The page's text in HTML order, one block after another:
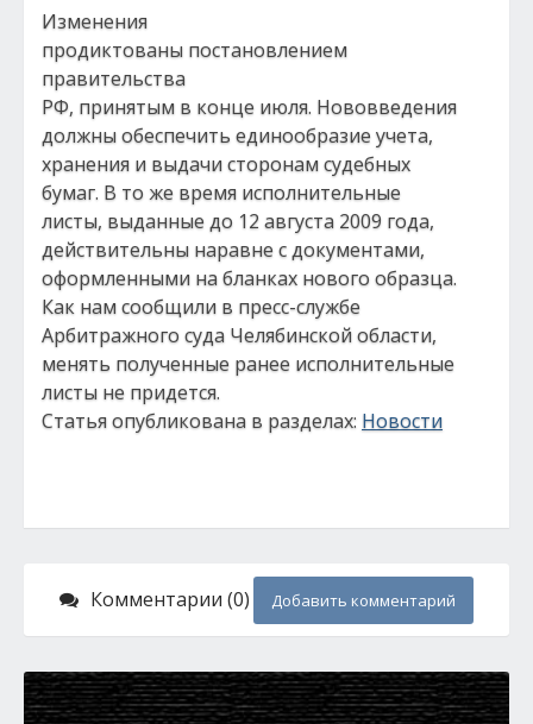
Изменения
продиктованы постановлением
правительства
РФ, принятым в конце июля. Нововведения
должны обеспечить единообразие учета,
хранения и выдачи сторонам судебных
бумаг. В то же время исполнительные
листы, выданные до 12 августа 2009 года,
действительны наравне с документами,
оформленными на бланках нового образца.
Как нам сообщили в пресс-службе
Арбитражного суда Челябинской области,
менять полученные ранее исполнительные
листы не придется.
Статья опубликована в разделах: Новости
Комментарии (0) Добавить комментарий